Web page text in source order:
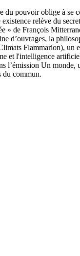
du pouvoir oblige à se
relève du
» de François
d’ouvrages, la
Flammarion), un
et l'intelligence
l’émission Un monde,
du commun.